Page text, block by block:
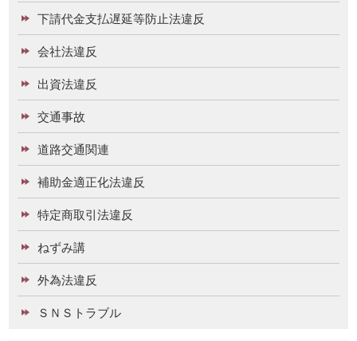
下請代金支払遅延等防止法違反
会社法違反
出資法違反
交通事故
道路交通関連
補助金適正化法違反
特定商取引法違反
ねずみ講
外為法違反
ＳＮＳトラブル